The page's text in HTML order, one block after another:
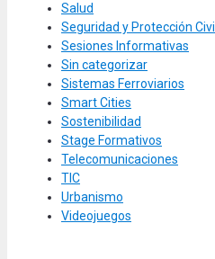
Salud
Seguridad y Protección Civil
Sesiones Informativas
Sin categorizar
Sistemas Ferroviarios
Smart Cities
Sostenibilidad
Stage Formativos
Telecomunicaciones
TIC
Urbanismo
Videojuegos